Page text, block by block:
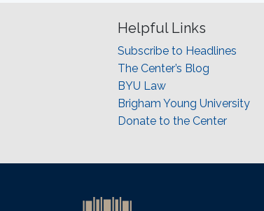
Helpful Links
Subscribe to Headlines
The Center’s Blog
BYU Law
Brigham Young University
Donate to the Center